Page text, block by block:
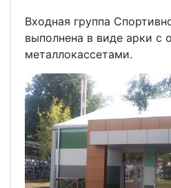
Входная группа
выполнена в виде арки с
металлокассетами.